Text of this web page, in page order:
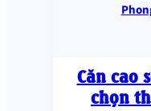
Căn cao
chọn